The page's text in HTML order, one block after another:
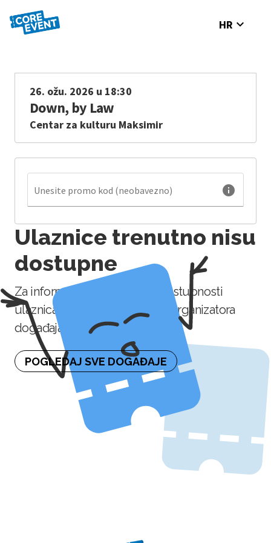
HR expand_more
26. ožu. 2026 u 18:30
Down, by Law
Centar za kulturu Maksimir
Unesite promo kod (neobavezno) info
Ulaznice trenutno nisu
dostupne
Za informaciju o naknadnoj dostupnosti
ulaznica molimo kontaktirajte organizatora
događaja.
POGLEDAJ SVE DOGAĐAJE